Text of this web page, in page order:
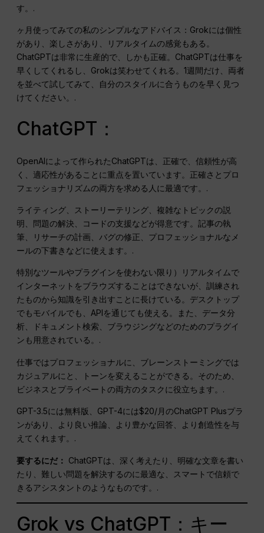
す。.
ヶ月使ってみての私のシンプルなアドバイス：Grokには個性
があり、楽しさがあり、リアルタイムの感覚もある。
ChatGPTは非常に生産的で、しかも正確。ChatGPTは仕事を
早くしてくれるし、Grokは笑わせてくれる。1週間だけ、両者
を並べて試してみて、自分のスタイルに合うものを早く見つ
けてください。.
ChatGPT：
OpenAIによって作られたChatGPTは、正確で、信頼性が高
く、適応性があることに重点を置いています。正確さとプロ
フェッショナリズムの両方を求める人に最適です。.
ライティング、ストーリーテリング、複雑なトピックの説
明、問題の解決、コードの支援などが得意です。記事の執
筆、リサーチの計画、バグの修正、プロフェッショナルなメ
ールの下書きなどに使えます。.
特別なツールやプラグインを使わない限り）リアルタイムで
インターネットをブラウズすることはできないが、訓練され
たものから知識を引き出すことに長けている。デスクトップ
でもモバイルでも、APIを通じても使える。また、データ分
析、ドキュメント検索、ブラウジングなどのためのプラグイ
ンも用意されている。.
仕事ではプロフェッショナルに、ブレーンストーミングでは
カジュアルにと、トーンを変えることができる。そのため、
ビジネスとプライベートの両方のタスクに役立ちます。.
GPT-3.5には無料版、GPT-4には$20/月のChatGPT Plusプラ
ンがあり、より良い推論、より豊かな回答、より創造性を与
えてくれます。.
要するにだ： ChatGPTは、深く考えたり、明確な文章を書い
たり、難しい問題を解決するのに最適な、スマートで信頼で
きるアシスタントのようなものです。.
Grok vs ChatGPT：キー